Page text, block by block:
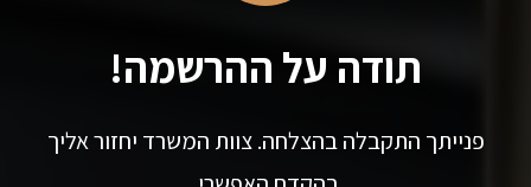
תודה על ההרשמה!
פנייתך התקבלה בהצלחה. צוות המשרד יחזור אליך